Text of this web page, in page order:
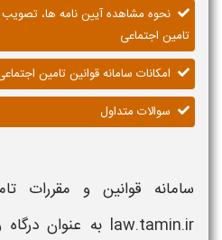
نحوه مشاهده آیین نامه ها، تصویب
تامین اجتماعی
امکانات سامانه قوانین تامین
سوالات متداول
سامانه قوانین و مقررات
law.tamin.ir به عنوان